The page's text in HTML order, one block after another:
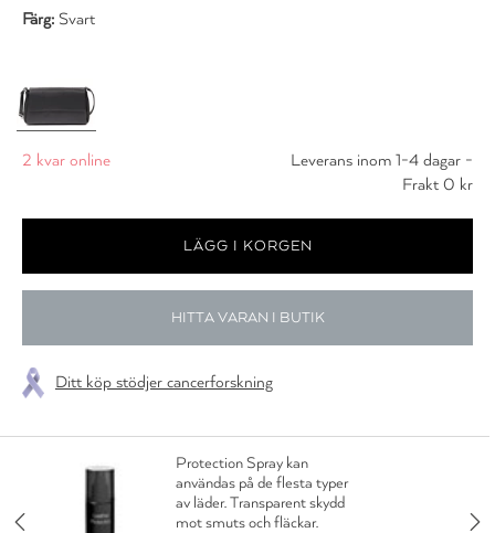
Färg: Svart
2 kvar online
Leverans inom 1-4 dagar -
Frakt 0 kr
HITTA VARAN I BUTIK
Ditt köp stödjer cancerforskning
Protection Spray kan
användas på de flesta typer
av läder. Transparent skydd
mot smuts och fläckar.